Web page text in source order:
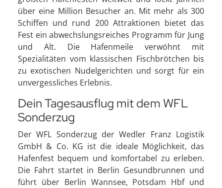
über eine Million Besucher an. Mit mehr als 300
Schiffen und rund 200 Attraktionen bietet das
Fest ein abwechslungsreiches Programm für Jung
und Alt. Die Hafenmeile verwöhnt mit
Spezialitäten vom klassischen Fischbrötchen bis
zu exotischen Nudelgerichten und sorgt für ein
unvergessliches Erlebnis.
Dein Tagesausflug mit dem WFL
Sonderzug
Der WFL Sonderzug der Wedler Franz Logistik
GmbH & Co. KG ist die ideale Möglichkeit, das
Hafenfest bequem und komfortabel zu erleben.
Die Fahrt startet in Berlin Gesundbrunnen und
führt über Berlin Wannsee, Potsdam Hbf und